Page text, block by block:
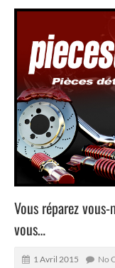
Vous réparez
vous…
1 Avril 2015 No